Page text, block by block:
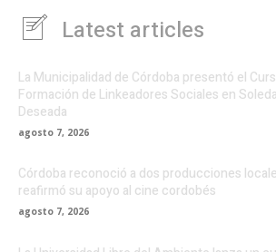
Latest articles
La Municipalidad de Córdoba presentó el
Formación de Linkeadores Sociales en
Deseada
agosto 7, 2026
Córdoba reconoció a dos producciones
reafirmó su apoyo al cine cordobés
agosto 7, 2026